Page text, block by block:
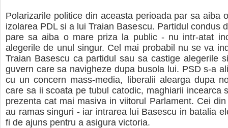
Polarizarile politice din aceasta perioada par sa aiba
izolarea PDL si a lui Traian Basescu. Partidul condus
pare sa aiba o mare priza la public - nu intr-atat
alegerile de unul singur. Cel mai probabil nu se va
Traian Basescu ca partidul sau sa castige alegerile
guvern care sa navigheze dupa busola lui. PSD s-a
cu un concern mass-media, liberalii alearga dupa
care sa ii scoata pe tubul catodic, maghiarii incearca
prezenta cat mai masiva in viitorul Parlament. Cei
au ramas singuri - iar intrarea lui Basescu in batalia
fi de ajuns pentru a asigura victoria.